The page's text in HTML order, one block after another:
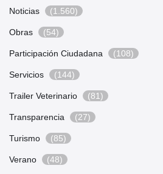
Noticias (1.560)
Obras (54)
Participación Ciudadana (108)
Servicios (144)
Trailer Veterinario (81)
Transparencia (27)
Turismo (85)
Verano (48)